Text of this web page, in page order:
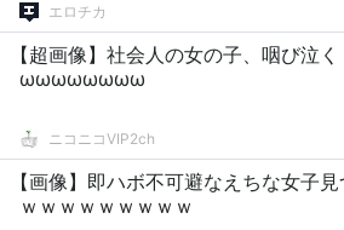
エロチカ
【超画像】社会人の女の子、咽び泣く
ωωωωωωωω
ニコニコVIP2ch
【画像】即ハボ不可避なえちな女子
ｗｗｗｗｗｗｗｗｗ